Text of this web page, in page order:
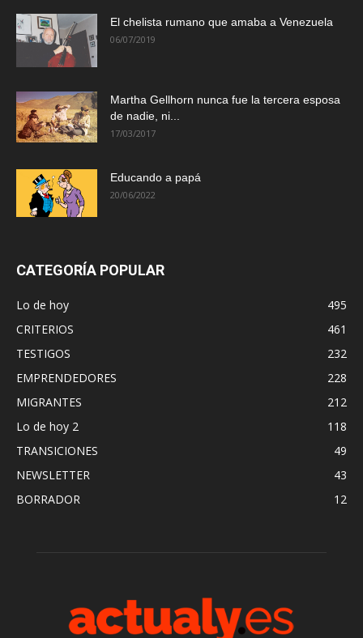
El chelista rumano que amaba a Venezuela
06/07/2019
Martha Gellhorn nunca fue la tercera esposa
de nadie, ni...
17/03/2017
Educando a papá
20/06/2022
CATEGORÍA POPULAR
Lo de hoy
495
CRITERIOS
461
TESTIGOS
232
EMPRENDEDORES
228
MIGRANTES
212
Lo de hoy 2
118
TRANSICIONES
49
NEWSLETTER
43
BORRADOR
12